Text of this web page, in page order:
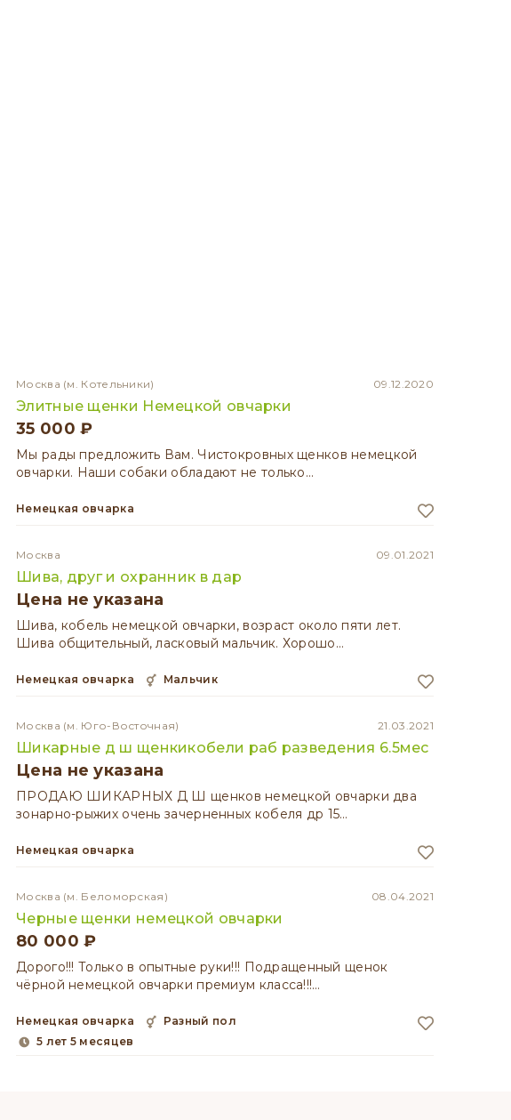
Москва (м. Котельники) 09.12.2020
Элитные щенки Немецкой овчарки
35 000 ₽
Мы рады предложить Вам. Чистокровных щенков немецкой
овчарки. Наши собаки обладают не только…
Немецкая овчарка
Москва 09.01.2021
Шива, друг и охранник в дар
Цена не указана
Шива, кобель немецкой овчарки, возраст около пяти лет.
Шива общительный, ласковый мальчик. Хорошо…
Немецкая овчарка мальчик
Москва (м. Юго-Восточная) 21.03.2021
Шикарные д ш щенкикобели раб разведения 6.5мес
Цена не указана
ПРОДАЮ ШИКАРНЫХ Д Ш щенков немецкой овчарки два
зонарно-рыжих очень зачерненных кобеля др 15…
Немецкая овчарка
Москва (м. Беломорская) 08.04.2021
Черные щенки немецкой овчарки
80 000 ₽
Дорого!!! Только в опытные руки!!! Подращенный щенок
чёрной немецкой овчарки премиум класса!!!…
Немецкая овчарка
разный пол
5 лет 5 месяцев